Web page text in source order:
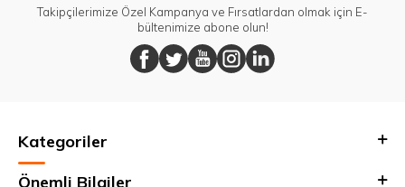
Takipçilerimize Özel Kampanya ve Fırsatlardan olmak için E-
bültenimize abone olun!
Kategoriler
Önemli Bilgiler